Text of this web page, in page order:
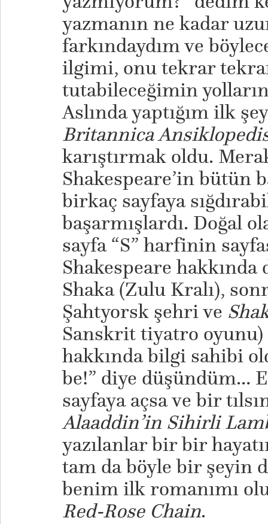
yazmanın ne kadar
farkındaydım ve
ilgimi, onu tekrar
tutabileceğimin
Aslında yaptığım ilk
Britannica
karıştırmak oldu.
Shakespeare’in bütün
birkaç sayfaya
başarmışlardı. Doğal
sayfa “S” harfinin
Shakespeare hakkında
Shaka (Zulu Kralı),
Şahtyorsk şehri ve
Sanskrit tiyatro
hakkında bilgi sahibi
be!” diye düşündüm…
sayfaya açsa ve bir
Alaaddin’in Sihirli
yazılanlar bir bir
tam da böyle bir şeyin
benim ilk romanımı
Red-Rose Chain.